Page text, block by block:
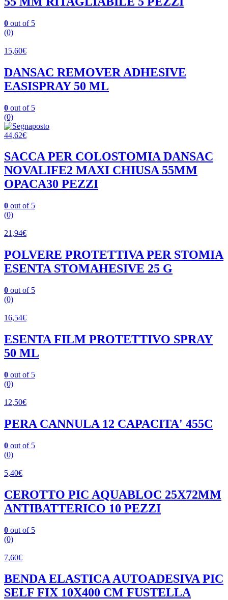
0 out of 5
(0)
15,60€
DANSAC REMOVER ADHESIVE
EASISPRAY 50 ML
0 out of 5
(0)
44,62€
SACCA PER COLOSTOMIA DANSAC
NOVALIFE2 MAXI CHIUSA 55MM
OPACA30 PEZZI
0 out of 5
(0)
21,94€
POLVERE PROTETTIVA PER STOMIA
ESENTA STOMAHESIVE 25 G
0 out of 5
(0)
16,54€
ESENTA FILM PROTETTIVO SPRAY
50 ML
0 out of 5
(0)
12,50€
PERA CANNULA 12 CAPACITA' 455C
0 out of 5
(0)
5,40€
CEROTTO PIC AQUABLOC 25X72MM
ANTIBATTERICO 10 PEZZI
0 out of 5
(0)
7,60€
BENDA ELASTICA AUTOADESIVA PIC
SELF FIX 10X400 CM FUSTELLA